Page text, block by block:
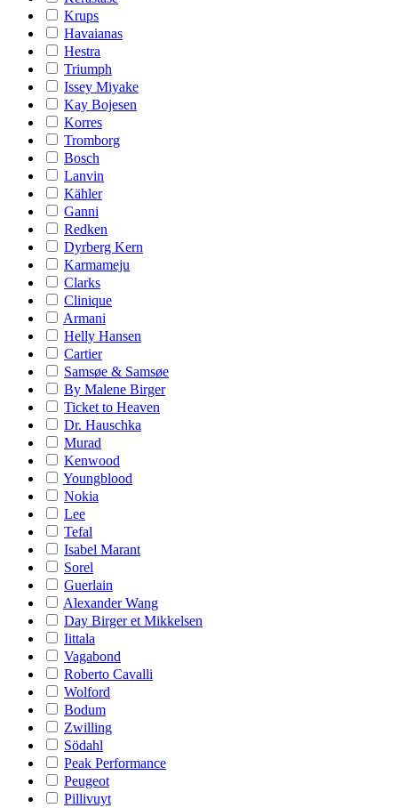
Krups
Havaianas
Hestra
Triumph
Issey Miyake
Kay Bojesen
Korres
Tromborg
Bosch
Lanvin
Kähler
Ganni
Redken
Dyrberg Kern
Karmameju
Clarks
Clinique
Armani
Helly Hansen
Cartier
Samsøe & Samsøe
By Malene Birger
Ticket to Heaven
Dr. Hauschka
Murad
Kenwood
Youngblood
Nokia
Lee
Tefal
Isabel Marant
Sorel
Guerlain
Alexander Wang
Day Birger et Mikkelsen
Iittala
Vagabond
Roberto Cavalli
Wolford
Bodum
Zwilling
Södahl
Peak Performance
Peugeot
Pillivuyt